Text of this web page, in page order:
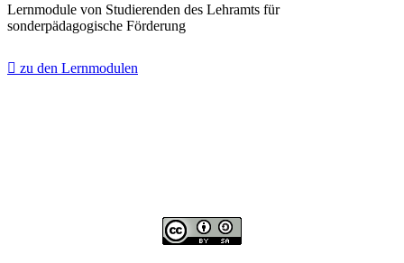
Lernmodule von Studierenden des Lehramts für
sonderpädagogische Förderung
zu den Lernmodulen